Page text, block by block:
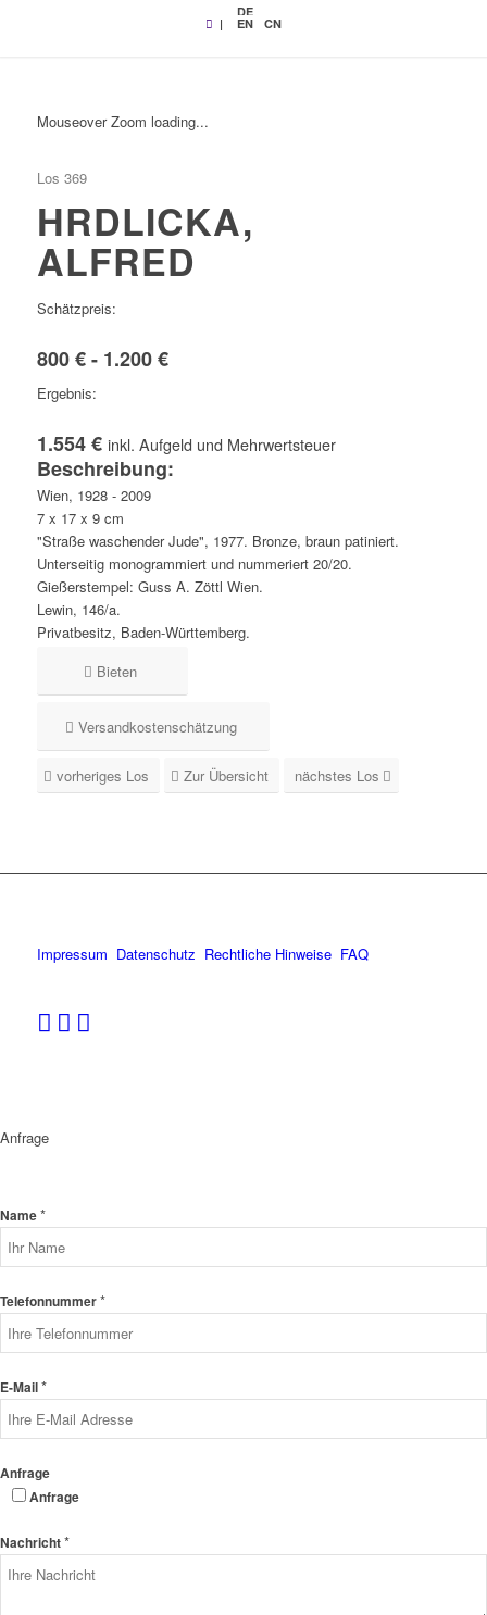
|
DE
EN CN
Mouseover Zoom loading...
Los 369
HRDLICKA,
ALFRED
Schätzpreis:
800 € - 1.200 €
Ergebnis:
1.554 € inkl. Aufgeld und Mehrwertsteuer
Beschreibung:
Wien, 1928 - 2009
7 x 17 x 9 cm
"Straße waschender Jude", 1977. Bronze, braun patiniert.
Unterseitig monogrammiert und nummeriert 20/20.
Gießerstempel: Guss A. Zöttl Wien.
Lewin, 146/a.
Privatbesitz, Baden-Württemberg.
Bieten
Versandkostenschätzung
vorheriges Los Zur Übersicht nächstes Los
Impressum Datenschutz Rechtliche Hinweise FAQ
Anfrage
Name*
Telefonnummer*
E-Mail*
Anfrage
Anfrage
Nachricht*